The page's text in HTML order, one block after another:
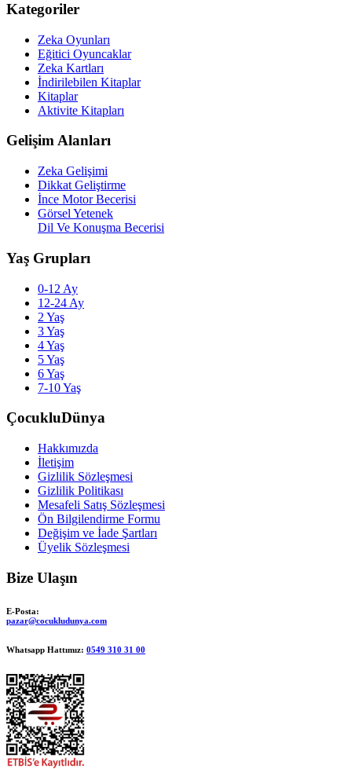
Kategoriler
Zeka Oyunları
Eğitici Oyuncaklar
Zeka Kartları
İndirilebilen Kitaplar
Kitaplar
Aktivite Kitapları
Gelişim Alanları
Zeka Gelişimi
Dikkat Geliştirme
İnce Motor Becerisi
Görsel Yetenek
Dil Ve Konuşma Becerisi
Yaş Grupları
0-12 Ay
12-24 Ay
2 Yaş
3 Yaş
4 Yaş
5 Yaş
6 Yaş
7-10 Yaş
ÇocukluDünya
Hakkımızda
İletişim
Gizlilik Sözleşmesi
Gizlilik Politikası
Mesafeli Satış Sözleşmesi
Ön Bilgilendirme Formu
Değişim ve İade Şartları
Üyelik Sözleşmesi
Bize Ulaşın
E-Posta:
pazar@cocukludunya.com
Whatsapp Hattımız: 0549 310 31 00